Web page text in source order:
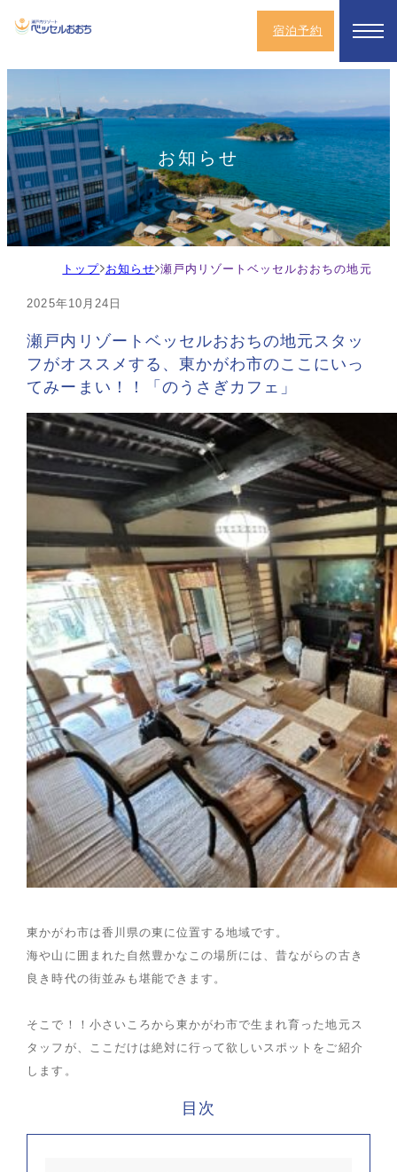
宿泊予約
お知らせ
ト
お
せ
瀬戸内リゾートベッセルおおちの地元ス
2025年10月24日
瀬戸内リゾートベッセルおおちの地元スタッ
フがオススメする、東かがわ市のここにいっ
てみーまい！！「のうさぎカフェ」
東かがわ市は香川県の東に位置する地域です。
海や山に囲まれた自然豊かなこの場所には、昔ながらの古き
良き時代の街並みも堪能できます。
そこで！！小さいころから東かがわ市で生まれ育った地元ス
タッフが、ここだけは絶対に行って欲しいスポットをご紹介
します。
目次